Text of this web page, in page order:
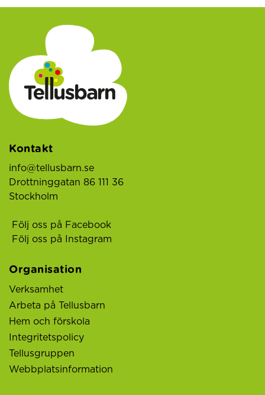
Kontakt
info@tellusbarn.se
Drottninggatan 86 111 36
Stockholm
Följ oss på Facebook
Följ oss på Instagram
Organisation
Verksamhet
Arbeta på Tellusbarn
Hem och förskola
Integritetspolicy
Tellusgruppen
Webbplatsinformation